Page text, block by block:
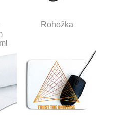
Rohožka